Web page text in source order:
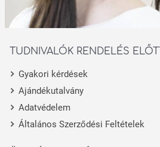
TUDNIVALÓK RENDELÉS ELŐTT
Gyakori kérdések
Ajándékutalvány
Adatvédelem
Általános Szerződési Feltételek